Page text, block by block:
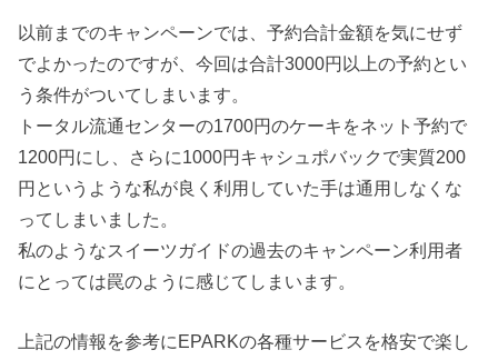
以前までのキャンペーンでは、予約合計金額を気にせず
でよかったのですが、今回は合計3000円以上の予約とい
う条件がついてしまいます。
トータル流通センターの1700円のケーキをネット予約で
1200円にし、さらに1000円キャシュポバックで実質200
円というような私が良く利用していた手は通用しなくな
ってしまいました。
私のようなスイーツガイドの過去のキャンペーン利用者
にとっては罠のように感じてしまいます。
上記の情報を参考にEPARKの各種サービスを格安で楽し